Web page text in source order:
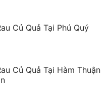
Củ Quả Tại Phú Quý
Củ Quả Tại Hàm Thuận